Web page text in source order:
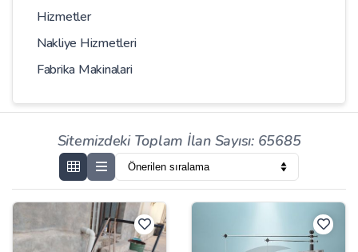
Hizmetler
Nakliye Hizmetleri
Fabrika Makinalari
Sitemizdeki Toplam İlan Sayısı: 65685